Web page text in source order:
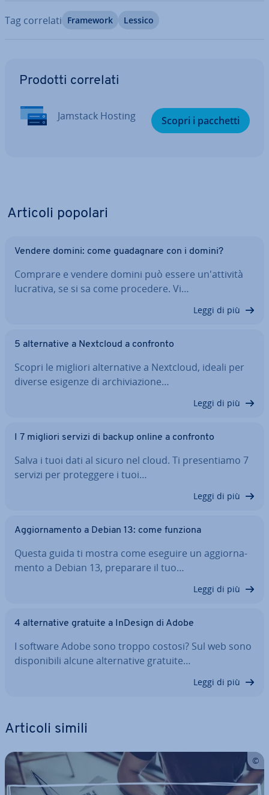
Tag correlati Framework Lessico
Prodotti correlati
Jamstack Hosting Scopri i pacchetti
Articoli popolari
Vendere domini: come gua­da­gna­re con i domini?
Comprare e vendere domini può essere un'at­ti­vi­tà
lucrativa, se si sa come procedere. Vi…
Leggi di più
5 al­ter­na­ti­ve a Nextcloud a confronto
Scopri le migliori al­ter­na­ti­ve a Nextcloud, ideali per
diverse esigenze di ar­chi­via­zio­ne…
Leggi di più
I 7 migliori servizi di backup online a confronto
Salva i tuoi dati al sicuro nel cloud. Ti pre­sen­tia­mo 7
servizi per pro­teg­ge­re i tuoi…
Leggi di più
Ag­gior­na­men­to a Debian 13: come funziona
Questa guida ti mostra come eseguire un ag­gior­na­
men­to a Debian 13, preparare il tuo…
Leggi di più
4 al­ter­na­ti­ve gratuite a InDesign di Adobe
I software Adobe sono troppo costosi? Sul web sono
di­spo­ni­bi­li alcune al­ter­na­ti­ve gratuite…
Leggi di più
Articoli simili